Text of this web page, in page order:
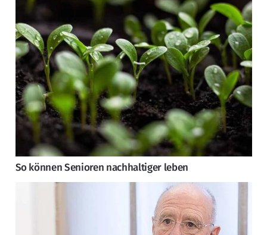
So können Senioren nachhaltiger leben